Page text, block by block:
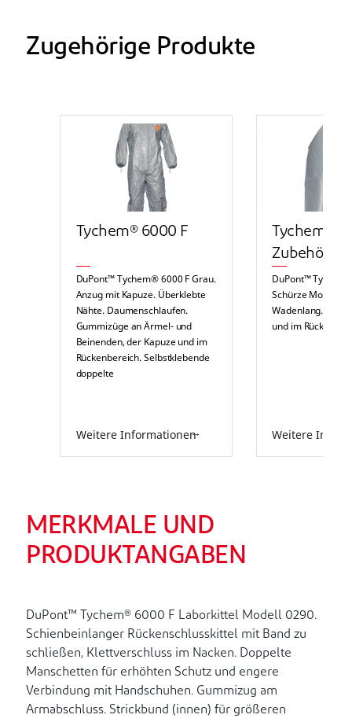
Zugehörige Produkte
Tychem® 6000 F
DuPont™ Tychem® 6000 F Grau.
Anzug mit Kapuze. Überklebte
Nähte. Daumenschlaufen.
Gummizüge an Ärmel- und
Beinenden, der Kapuze und im
Rückenbereich. Selbstklebende
doppelte
Weitere Informationen
Tychem®
Zubehör
DuPont™
Schürze Modell
Wadenlang.
und im
Weitere
MERKMALE UND
PRODUKTANGABEN
DuPont™ Tychem® 6000 F Laborkittel Modell 0290.
Schienbeinlanger Rückenschlusskittel mit Band zu
schließen, Klettverschluss im Nacken. Doppelte
Manschetten für erhöhten Schutz und engere
Verbindung mit Handschuhen. Gummizug am
Armabschluss. Strickbund (innen) für größeren